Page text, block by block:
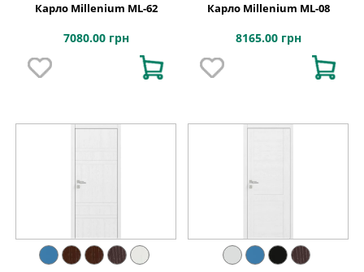
Карло Millenium ML-62
7080.00 грн
Карло Millenium ML-08
8165.00 грн